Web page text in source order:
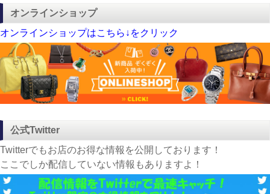
オンラインショップ
オンラインショップはこちら↓をクリック
公式Twitter
Twitterでもお店のお得な情報を公開しております！
ここでしか配信していない情報もありますよ！